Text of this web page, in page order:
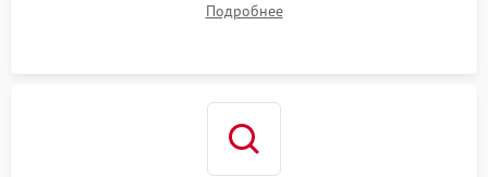
Восстановление целостности проводки и контактов.
Подробнее